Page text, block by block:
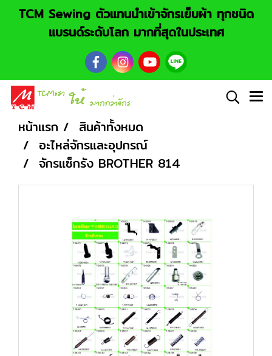
TCM Sewing ตัวแทนนำเข้าจักรเย็บผ้า ทุกชนิด
แบรนด์ระดับโลก มากที่สุดในประเทศ
หน้าแรก
สินค้าทั้งหมด
อะไหล่จักรและอุปกรณ์
จักรแซ็กรัง BROTHER 814